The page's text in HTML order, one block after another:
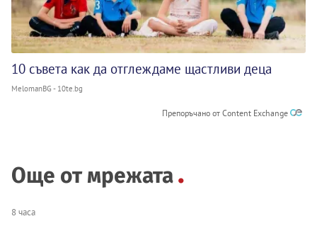
10 съвета как да отглеждаме щастливи деца
MelomanBG - 10te.bg
Препоръчано от Content Exchange
Още от мрежата
8 часа